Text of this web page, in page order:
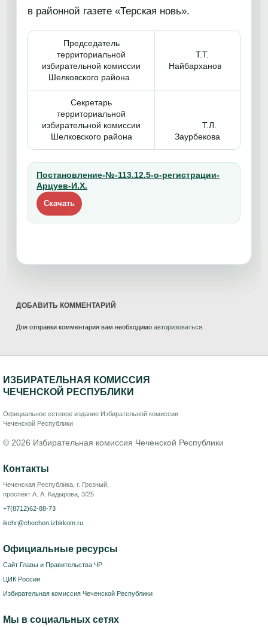
в районной газете «Терская новь».
Председатель
территориальной
избирательной комиссии
Шелковского района
Т.Т.
Найбарханов
Секретарь
территориальной
избирательной комиссии
Шелковского района
Т.Л.
Заурбекова
Постановление-№-113.12.5-о-регистрации-
Арцуев-И.Х.
Скачать
ДОБАВИТЬ КОММЕНТАРИЙ
Для отправки комментария вам необходимо авторизоваться
ИЗБИРАТЕЛЬНАЯ КОМИССИЯ
ЧЕЧЕНСКОЙ РЕСПУБЛИКИ
Официальное сетевое издание Избирательной комиссии
Чеченской Республики
© 2026 Избирательная комиссия Чеченской Республики
Контакты
Чеченская Республика, г. Грозный,
проспект А. А. Кадырова, 3/25
+7(8712)62-88-73
ikchr@chechen.izbirkom.ru
Официальные ресурсы
Сайт Главы и Правительства ЧР
ЦИК России
Избирательная комиссия Чеченской Республики
Мы в социальных сетях